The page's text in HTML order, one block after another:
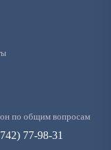
по общим вопросам
77-98-31